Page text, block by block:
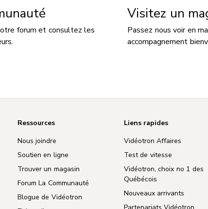
forum et consultez les
Visitez un
Passez nous voir en
accompagnement
Ressources
Nous joindre
Soutien en ligne
Trouver un magasin
Forum La Communauté
Blogue de Vidéotron
Liens rapides
Vidéotron Affaires
Test de vitesse
Vidéotron, choix no 1 des
Québécois
Nouveaux arrivants
Partenariats Vidéotron